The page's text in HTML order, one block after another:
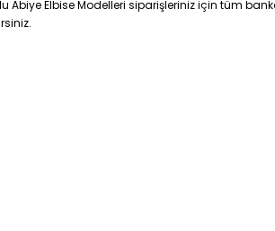
Abiye Elbise Modelleri siparişleriniz için tüm